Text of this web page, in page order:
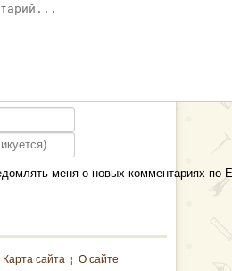
меня о новых комментариях по
Карта сайта ¦ О сайте